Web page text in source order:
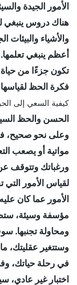
الأمور الجيدة
هناك دروس ينبغي
والأشياء والبيئات
أعظم ينبغي
تكون جزءًا من حياة
فكرة الحظ لقياسها
كيفية السعي إلى
الحسن والحظ
وعلى نحو صحيح،
مواتية أو يصعب
ورغباتك وتتوقف
لقياس الأمور
الأمور عما كان
مؤسفة وسيئة،
ومحاولة تجنبها.
وستتغير عقليتك،
في رحلة حياتك،
اختبار غير عادي،